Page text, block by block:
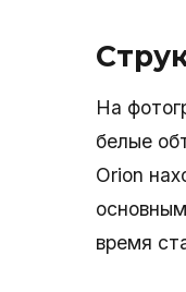
На
белые
Orion
время